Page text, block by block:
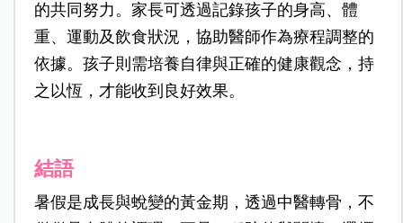
的共同努力。家長可透過記錄孩子的身高、體
重、運動及飲食狀況，協助醫師作為療程調整的
依據。孩子則需培養自律與正確的健康觀念，持
之以恆，才能收到良好效果。
結語
暑假是成長與蛻變的黃金期，透過中醫轉骨，不